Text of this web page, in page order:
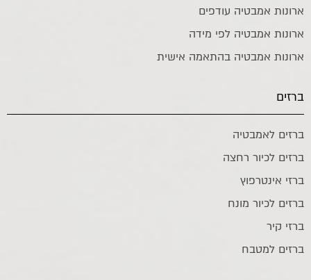
ארונות אמבטיה עודפים
ארונות אמבטיה לפי מידה
ארונות אמבטיה בהתאמה אישית
ברזים
ברזים לאמבטיה
ברזים לכיור רחצה
ברזי אינטרפוץ
ברזים לכיור מונח
ברזי קיר
ברזים למטבח